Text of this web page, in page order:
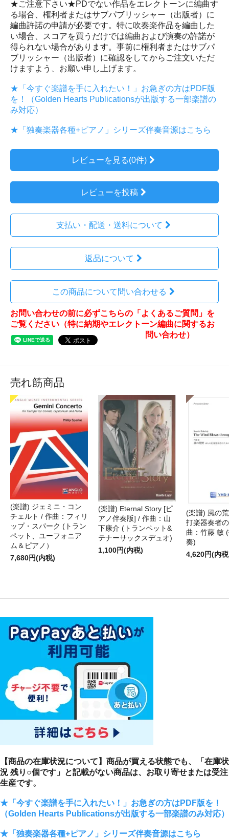
★ご注意下さい★PDでない作品をエレクトーンに編曲す
る場合、権利者またはサブパブリッシャー（出版者）に
編曲許諾の申請が必要です。特に吹奏楽作品を編曲した
い場合、スコアを買うだけでは編曲および演奏の許諾が
得られない場合があります。事前に権利者またはサブパ
ブリッシャー（出版者）に確認をしてからご注文いただ
けますよう、お願い申し上げます。
★「今すぐ楽譜を手に入れたい！」お急ぎの方はPDF版
を！（Golden Hearts Publicationsが出版する一部楽譜の
み対応）
★「独奏楽器各種+ピアノ」シリーズ伴奏音源はこちら
レビューを見る(0件)
レビューを投稿
支払い・配送・送料について
返品について
この商品について問い合わせる
お問い合わせの前に必ずこちらの「よくあるご質問」を
ご覧ください（特に納期やエレクトーン編曲に関するお
問い合わせ）
売れ筋商品
(楽譜) ジェミニ・コン
チェルト / 作曲：フィリ
ップ・スパーク (トラン
ペット、ユーフォニア
ム＆ピアノ）
7,680円(内税)
(楽譜) Eternal Story [ピ
アノ伴奏版] / 作曲：山
下康介 (トランペット&
テナーサックスデュオ)
1,100円(内税)
(楽譜) 風の
打楽器奏者
曲：竹藤 敏
奏)
4,620円(内
【商品の在庫状況について】商品が買える状態でも、「在庫状
況 残り○個です」と記載がない商品は、お取り寄せまたは受注
生産です。
★「今すぐ楽譜を手に入れたい！」お急ぎの方はPDF版を！
（Golden Hearts Publicationsが出版する一部楽譜のみ対応）
★「独奏楽器各種+ピアノ」シリーズ伴奏音源はこちら